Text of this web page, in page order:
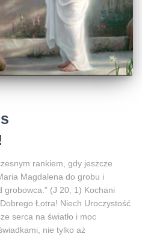
rankiem, gdy jeszcze
Magdalena do grobu i
grobowca.” (J 20, 1) Kochani
Łotra! Niech Uroczystość
serca na światło i moc
nie tylko aż